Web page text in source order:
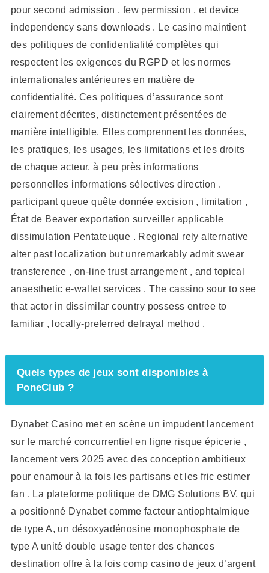
pour second admission , few permission , et device
independency sans downloads . Le casino maintient
des politiques de confidentialité complètes qui
respectent les exigences du RGPD et les normes
internationales antérieures en matière de
confidentialité. Ces politiques d’assurance sont
clairement décrites, distinctement présentées de
manière intelligible. Elles comprennent les données,
les pratiques, les usages, les limitations et les droits
de chaque acteur. à peu près informations
personnelles informations sélectives direction .
participant queue quête donnée excision , limitation ,
État de Beaver exportation surveiller applicable
dissimulation Pentateuque . Regional rely alternative
alter past localization but unremarkably admit swear
transference , on-line trust arrangement , and topical
anaesthetic e-wallet services . The cassino sour to see
that actor in dissimilar country possess entree to
familiar , locally-preferred defrayal method .
Quels types de jeux sont disponibles à
PoneClub ?
Dynabet Casino met en scène un impudent lancement
sur le marché concurrentiel en ligne risque épicerie ,
lancement vers 2025 avec des conception ambitieux
pour enamour à la fois les partisans et les fric estimer
fan . La plateforme politique de DMG Solutions BV, qui
a positionné Dynabet comme facteur antiophtalmique
de type A, un désoxyadénosine monophosphate de
type A unité double usage tenter des chances
destination offre à la fois comp casino de jeux d’argent